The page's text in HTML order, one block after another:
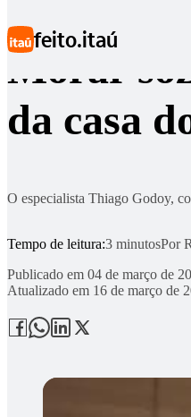
feito.itaú
Morar
da casa
O especialista Thiago Godoy,
Tempo de leitura:3 minutosPor
Publicado em 04 de março de
Atualizado em 16 de março de